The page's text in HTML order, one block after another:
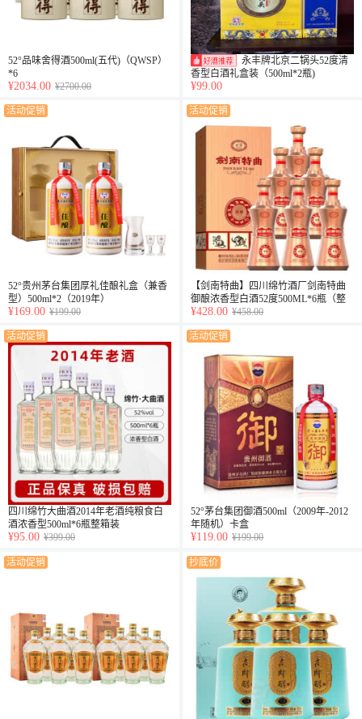
52°品味舍得酒500ml(五代)（QWSP）
*6
¥2034.00 ¥2700.00
永丰牌北京二锅头52度清
香型白酒礼盒装（500ml*2瓶)
¥99.00
活动促销
52°贵州茅台集团厚礼佳酿礼盒（兼香
型）500ml*2（2019年）
¥169.00 ¥199.00
活动促销
【剑南特曲】四川绵竹酒厂剑南特曲
御酿浓香型白酒52度500ML*6瓶（整
箱）
¥428.00 ¥458.00
活动促销
四川绵竹大曲酒2014年老酒纯粮食白
酒浓香型500ml*6瓶整箱装
¥95.00 ¥399.00
活动促销
52°茅台集团御酒500ml（2009年-2012
年随机）卡盒
¥119.00 ¥199.00
活动促销 抄底价